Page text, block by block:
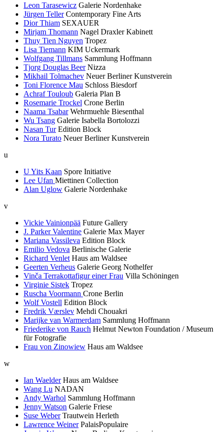
Leon Tarasewicz Galerie Nordenhake
Jürgen Teller Contemporary Fine Arts
Dior Thiam SEXAUER
Mirjam Thomann Nagel Draxler Kabinett
Thuy Tien Nguyen Tropez
Lisa Tiemann KIM Uckermark
Wolfgang Tillmans Sammlung Hoffmann
Tjorg Douglas Beer Nizza
Mikhail Tolmachev Neuer Berliner Kunstverein
Toni Florence Mau Schloss Biesdorf
Achraf Touloub Galeria Plan B
Rosemarie Trockel Crone Berlin
Naama Tsabar Wehrmuehle Biesenthal
Wu Tsang Galerie Isabella Bortolozzi
Nasan Tur Edition Block
Nora Turato Neuer Berliner Kunstverein
u
U Yits Kaan Spore Initiative
Lee Ufan Miettinen Collection
Alan Uglow Galerie Nordenhake
v
Vickie Vainionpää Future Gallery
J. Parker Valentine Galerie Max Mayer
Mariana Vassileva Edition Block
Emilio Vedova Berlinische Galerie
Richard Venlet Haus am Waldsee
Geerten Verheus Galerie Georg Nothelfer
Vinča Terrakottafigur einer Frau Villa Schöningen
Virginie Sistek Tropez
Ruscha Voormann Crone Berlin
Wolf Vostell Edition Block
Fredrik Værslev Mehdi Chouakri
Marijke van Warmerdam Sammlung Hoffmann
Friederike von Rauch Helmut Newton Foundation / Museum
für Fotografie
Frau von Zinowiew Haus am Waldsee
w
Ian Waelder Haus am Waldsee
Wang Lu NADAN
Andy Warhol Sammlung Hoffmann
Jenny Watson Galerie Friese
Suse Weber Trautwein Herleth
Lawrence Weiner PalaisPopulaire